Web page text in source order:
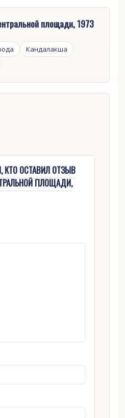
площади, 1973
Кандалакша
КТО ОСТАВИЛ ОТЗЫВ
ПЛОЩАДИ,